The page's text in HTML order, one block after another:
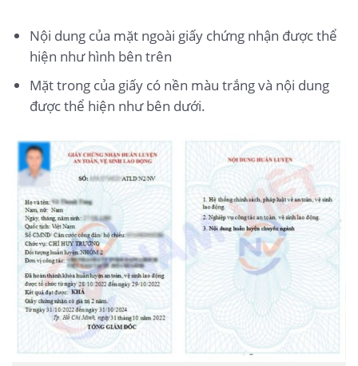
Nội dung của mặt ngoài giấy chứng nhận được thể
hiện như hình bên trên
Mặt trong của giấy có nền màu trắng và nội dung
được thể hiện như bên dưới.